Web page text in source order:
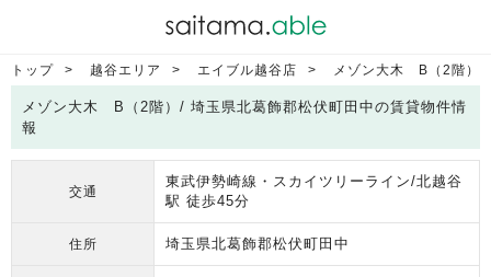
トップ 越谷エリア エイブル越谷店 メゾン大木 B（2階）
メゾン大木 B（2階）/ 埼玉県北葛飾郡松伏町田中の賃貸物件情
報
交通
東武伊勢崎線・スカイツリーライン/北越谷
駅 徒歩45分
住所 埼玉県北葛飾郡松伏町田中